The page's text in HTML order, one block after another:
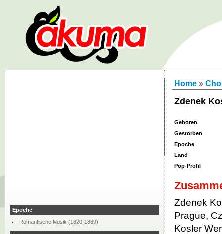
Home »
Zdenek
Geboren
Gestorben
Epoche
Land
Pop-Profil
Zdenek
Prague,
Kosler
Epoche
Romantische Musik (1820-1869)